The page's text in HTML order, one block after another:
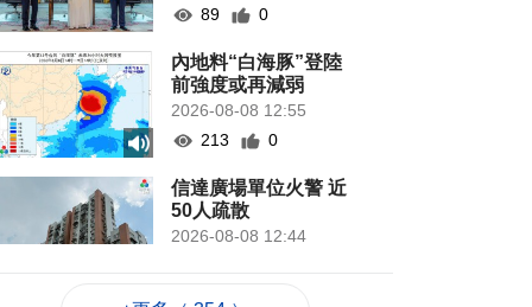
89
0
內地料“白海豚”登陸
前強度或再減弱
2026-08-08 12:55
213
0
信達廣場單位火警 近
50人疏散
2026-08-08 12:44